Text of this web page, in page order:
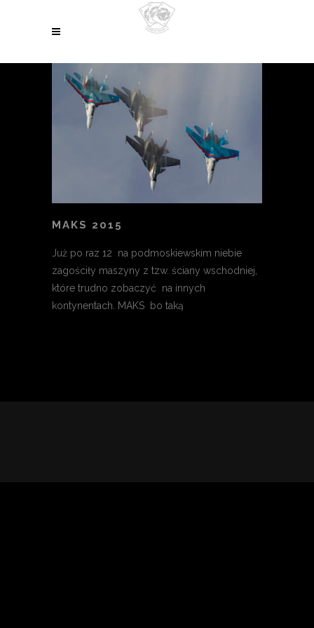
MAKS 2015
Już po raz 12 na podmoskiewskim niebie
zagościły maszyny z tzw. ściany wschodniej,
które trudno zobaczyć na innych
kontynentach. MAKS bo taką